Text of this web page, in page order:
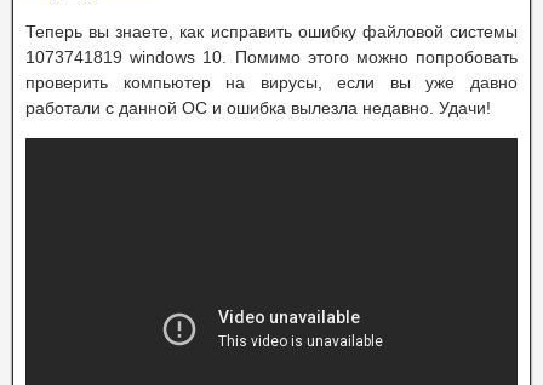
Теперь вы знаете, как исправить ошибку файловой системы
1073741819 windows 10. Помимо этого можно попробовать
проверить компьютер на вирусы, если вы уже давно
работали с данной ОС и ошибка вылезла недавно. Удачи!